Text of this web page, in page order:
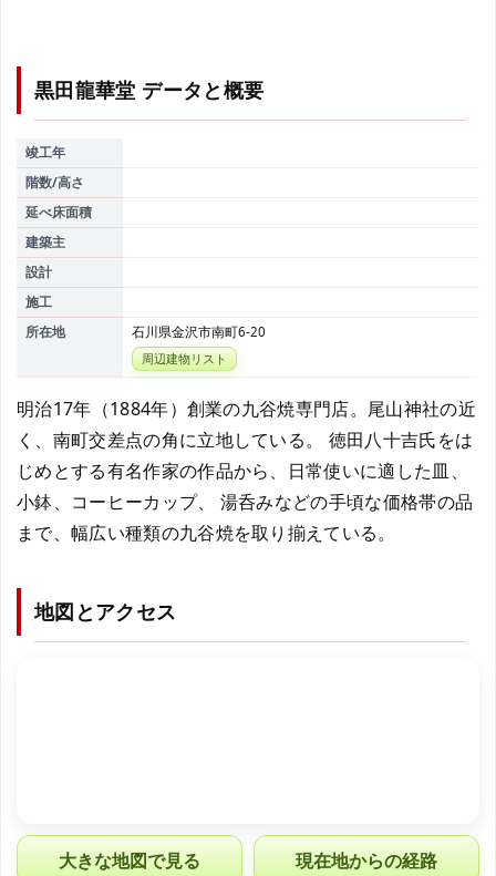
黒田龍華堂 データと概要
竣工年
階数/高さ
延べ床面積
建築主
設計
施工
所在地
石川県金沢市南町6-20
周辺建物リスト
明治17年（1884年）創業の九谷焼専門店。尾山神社の近
く、南町交差点の角に立地している。 徳田八十吉氏をは
じめとする有名作家の作品から、日常使いに適した皿、
小鉢、コーヒーカップ、 湯呑みなどの手頃な価格帯の品
まで、幅広い種類の九谷焼を取り揃えている。
地図とアクセス
大きな地図で見る 現在地からの経路